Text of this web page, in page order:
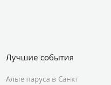
Лучшие события
Алые паруса в Санкт